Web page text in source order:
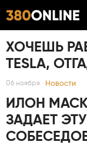
ХОЧЕШЬ
TESLA,
06 ноября Новости
ИЛОН
ЗАДАЕТ